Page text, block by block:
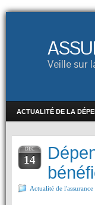
Veille sur
ACTUALITÉ DE LA
DÉC
14
Actualité de l'assurance